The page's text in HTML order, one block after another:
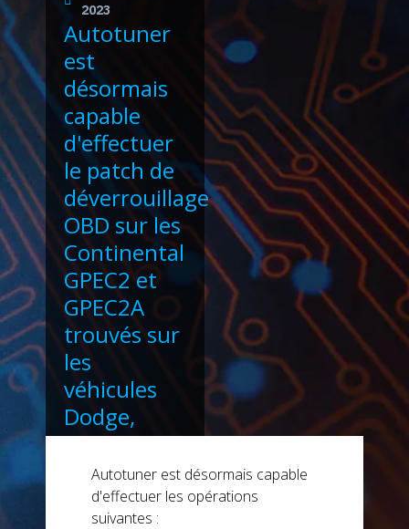
2023
Autotuner
est
désormais
capable
d'effectuer
le patch de
déverrouillage
OBD sur les
Continental
GPEC2 et
GPEC2A
trouvés sur
les
véhicules
Dodge,
Jeep,
Chrysler et
Fiat.
Autotuner est désormais capable
d'effectuer les opérations
suivantes :